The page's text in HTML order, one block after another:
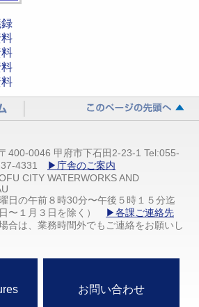
400-0046 甲府市下石田2-23-1 Tel:055-
4331
▶庁舎のご案内
CITY WATERWORKS AND
日の午前８時30分〜午後５時１５分迄
〜１月３日を除く）
▶各課ご連絡先
合は、業務時間外でもご連絡をお願いし
お問い合わせ